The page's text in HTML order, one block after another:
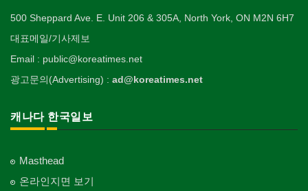
500 Sheppard Ave. E. Unit 206 & 305A, North York, ON M2N 6H7
대표메일/기사제보
Email : public@koreatimes.net
광고문의(Advertising) : ad@koreatimes.net
캐나다 한국일보
Masthead
온라인지면 보기